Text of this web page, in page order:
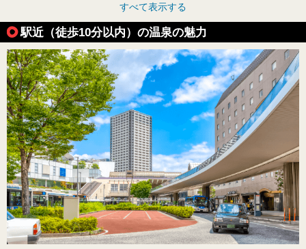
すべて表示する
駅近（徒歩10分以内）の温泉の魅力